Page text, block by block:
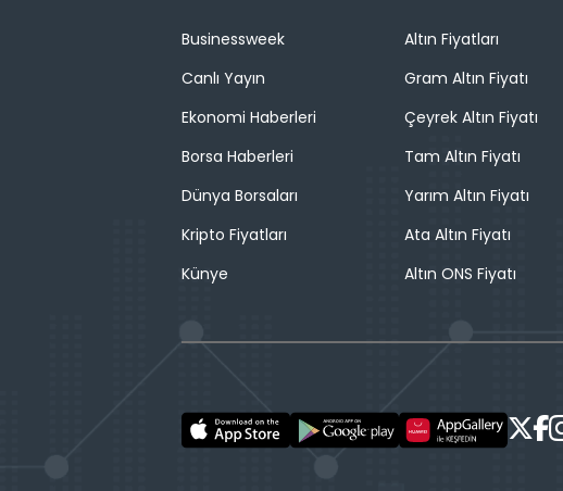
Businessweek
Canlı Yayın
Ekonomi Haberleri
Borsa Haberleri
Dünya Borsaları
Kripto Fiyatları
Künye
Altın Fiyatları
Gram Altın Fiyatı
Çeyrek Altın Fiyatı
Tam Altın Fiyatı
Yarım Altın Fiyatı
Ata Altın Fiyatı
Altın ONS Fiyatı